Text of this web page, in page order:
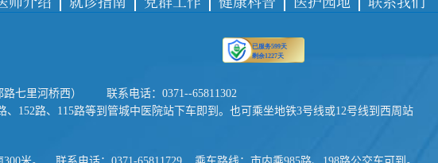
七里河桥西）
联系电话：0371--65811302
、152路、115路等到管城中医院站下车即到。也可乘坐地铁3号线或12号线到西周站